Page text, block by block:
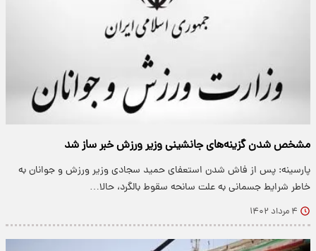
مشخص شدن گزینه‌های جانشینی وزیر ورزش خبر ساز شد
پارسینه: پس از فاش شدن استعفای حمید سجادی وزیر ورزش و جوانان به
خاطر شرایط جسمانی به علت سانحه سقوط بالگرد، حالا…
۴ مرداد ۱۴۰۲